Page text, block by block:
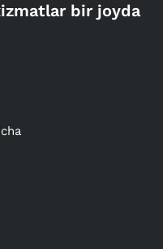
bir joyda